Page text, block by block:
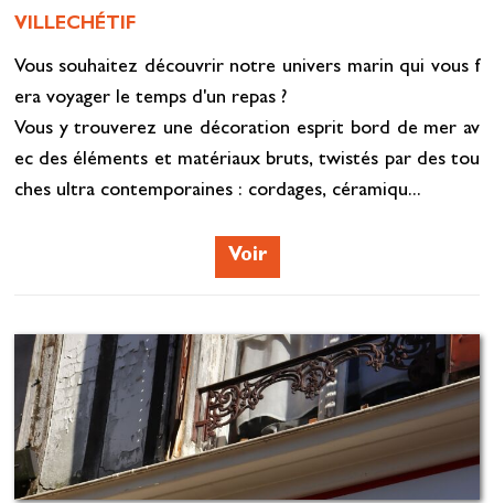
VILLECHÉTIF
Vous souhaitez découvrir notre univers marin qui vous f
era voyager le temps d'un repas ?
Vous y trouverez une décoration esprit bord de mer av
ec des éléments et matériaux bruts, twistés par des tou
ches ultra contemporaines : cordages, céramiqu...
Voir